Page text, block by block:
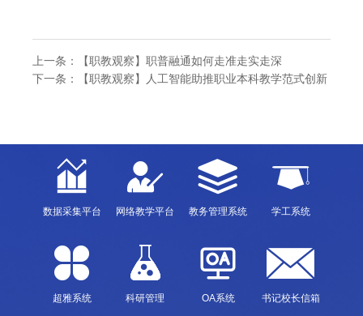
上一条：
【职教观察】职普融通如何走准走实走深
下一条：
【职教观察】人工智能助推职业本科教学范式创新
数据采集平台 网络教学平台 教务管理系统 学工系统
超雅系统 科研管理 OA系统 书记校长信箱